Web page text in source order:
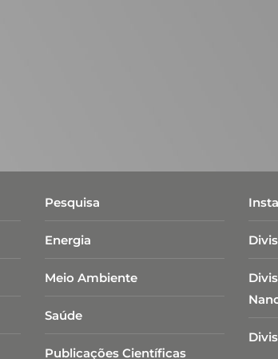
Pesquisa
Energia
Meio Ambiente
Saúde
Publicações Científicas